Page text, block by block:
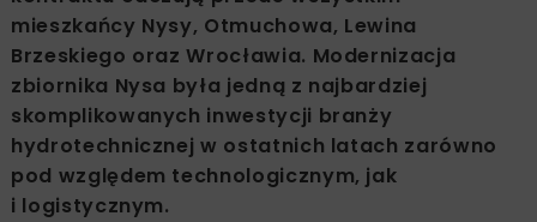
mieszkańcy Nysy, Otmuchowa, Lewina
Brzeskiego oraz Wrocławia. Modernizacja
zbiornika Nysa była jedną z najbardziej
skomplikowanych inwestycji branży
hydrotechnicznej w ostatnich latach zarówno
pod względem technologicznym, jak
i logistycznym.